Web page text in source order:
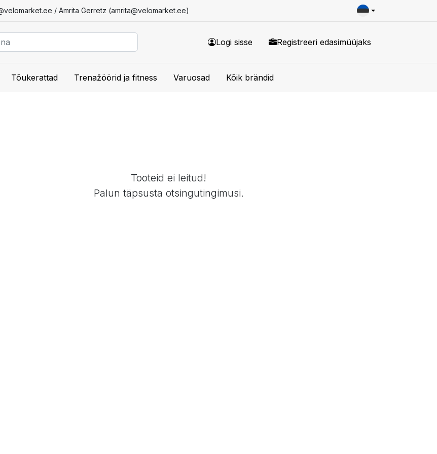
/ Amrita Gerretz (amrita@velomarket.ee)
Logi sisse Registreeri edasimüüjaks
Tõukerattad Trenažöörid ja fitness Varuosad Kõik brändid
Tooteid ei leitud!
Palun täpsusta otsingutingimusi.